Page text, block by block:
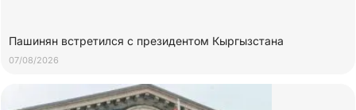
Пашинян встретился с президентом Кыргызстана
07/08/2026